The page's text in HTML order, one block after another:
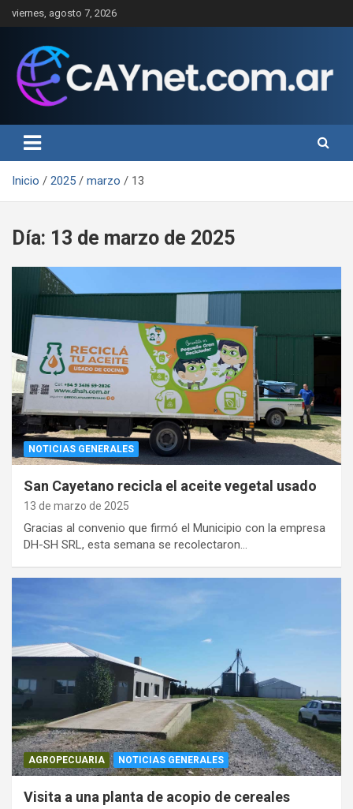
Saltar
al
viernes, agosto 7, 2026
Inicio 2025 marzo 13
Día: 13 de marzo de 2025
NOTICIAS GENERALES
San Cayetano recicla el aceite vegetal usado
13 de marzo de 2025
Gracias al convenio que firmó el Municipio con la empresa
DH-SH SRL, esta semana se recolectaron…
AGROPECUARIA NOTICIAS GENERALES
Visita a una planta de acopio de cereales